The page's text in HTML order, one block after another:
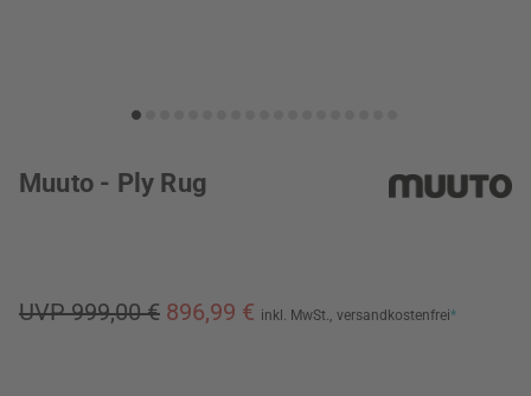
Muuto - Ply Rug
UVP 999,00 € 896,99 € inkl. MwSt., versandkostenfrei*